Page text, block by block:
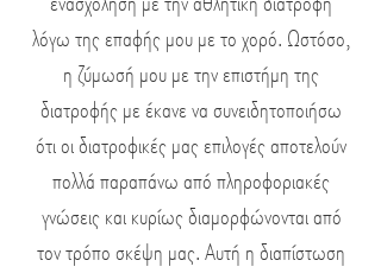
λόγω της επαφής μου με το χορό. Ωστόσο,
η ζύμωσή μου με την επιστήμη της
διατροφής με έκανε νασυνειδητοποιήσω
ότι οι διατροφικές μας επιλογές αποτελούν
πολλά παραπάνω από πληροφοριακές
γνώσεις και κυρίως διαμορφώνονταιαπό
τον τρόπο σκέψη μας.Αυτή η διαπίστωση